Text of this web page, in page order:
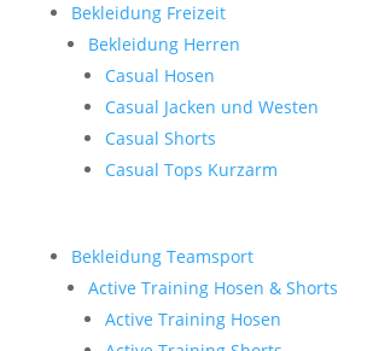
Bekleidung Freizeit
Bekleidung Herren
Casual Hosen
Casual Jacken und Westen
Casual Shorts
Casual Tops Kurzarm
Bekleidung Teamsport
Active Training Hosen & Shorts
Active Training Hosen